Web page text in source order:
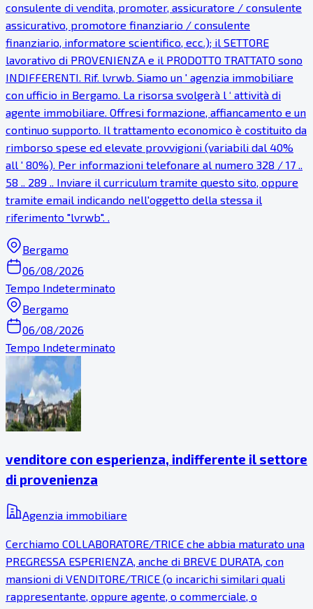
consulente di vendita, promoter, assicuratore / consulente
assicurativo, promotore finanziario / consulente
finanziario, informatore scientifico, ecc.); il SETTORE
lavorativo di PROVENIENZA e il PRODOTTO TRATTATO sono
INDIFFERENTI. Rif. lvrwb. Siamo un ' agenzia immobiliare
con ufficio in Bergamo. La risorsa svolgerà l ‘ attività di
agente immobiliare. Offresi formazione, affiancamento e un
continuo supporto. Il trattamento economico è costituito da
rimborso spese ed elevate provvigioni (variabili dal 40%
all ' 80%). Per informazioni telefonare al numero 328 / 17 ..
58 .. 289 .. Inviare il curriculum tramite questo sito, oppure
tramite email indicando nell'oggetto della stessa il
riferimento "lvrwb". .
Bergamo
06/08/2026
Tempo Indeterminato
Bergamo
06/08/2026
Tempo Indeterminato
venditore con esperienza, indifferente il settore
di provenienza
Agenzia immobiliare
Cerchiamo COLLABORATORE/TRICE che abbia maturato una
PREGRESSA ESPERIENZA, anche di BREVE DURATA, con
mansioni di VENDITORE/TRICE (o incarichi similari quali
rappresentante, oppure agente, o commerciale, o